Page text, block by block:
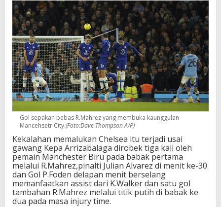
M
a
n
c
h
e
s
t
e
r
C
i
t
y
4
-
0
.
Gol sepakan bebas R.Mahrez yang membuka kaunggulan
Mancehsetr City.(Foto:Dave Thompson A/P)
Kekalahan memalukan Chelsea itu terjadi usai
gawang Kepa Arrizabalaga dirobek tiga kali oleh
pemain Manchester Biru pada babak pertama
melalui R.Mahrez,pinalti Julian Alvarez di menit ke-30
dan Gol P.Foden delapan menit berselang
memanfaatkan assist dari K.Walker dan satu gol
tambahan R.Mahrez melalui titik putih di babak ke
dua pada masa injury time.